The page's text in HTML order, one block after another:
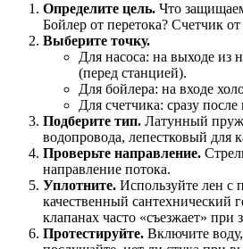
Определите цель. Что
Бойлер от перетока? Счетчик
Выберите точку.
Для насоса: на выходе из
(перед станцией).
Для бойлера: на входе
Для счетчика: сразу после
Подберите тип. Латунный
водопровода, лепестковый для
Проверьте направление.
направление потока.
Уплотните. Используйте лен с
качественный сантехнический
клапанах часто «съезжает» при
Протестируйте. Включите воду,